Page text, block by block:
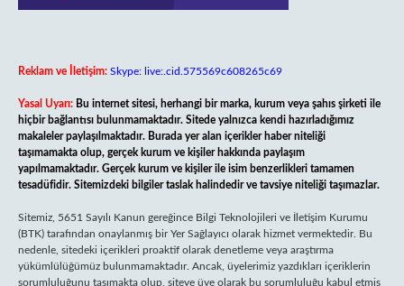
Reklam ve İletişim: Skype: live:.cid.575569c608265c69
Yasal Uyarı: Bu internet sitesi, herhangi bir marka, kurum veya şahıs şirketi ile
hiçbir bağlantısı bulunmamaktadır. Sitede yalnızca kendi hazırladığımız
makaleler paylaşılmaktadır. Burada yer alan içerikler haber niteliği
taşımamakta olup, gerçek kurum ve kişiler hakkında paylaşım
yapılmamaktadır. Gerçek kurum ve kişiler ile isim benzerlikleri tamamen
tesadüfidir. Sitemizdeki bilgiler taslak halindedir ve tavsiye niteliği taşımazlar.
Sitemiz, 5651 Sayılı Kanun gereğince Bilgi Teknolojileri ve İletişim Kurumu
(BTK) tarafından onaylanmış bir Yer Sağlayıcı olarak hizmet vermektedir. Bu
nedenle, sitedeki içerikleri proaktif olarak denetleme veya araştırma
yükümlülüğümüz bulunmamaktadır. Ancak, üyelerimiz yazdıkları içeriklerin
sorumluluğunu taşımakta olup, siteye üye olarak bu sorumluluğu kabul etmiş